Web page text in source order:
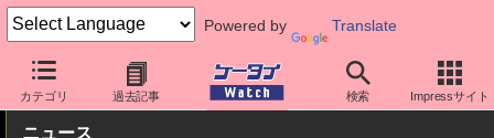
Powered by Translate
カテゴリ 過去記事 検索 Impressサイト
ケータイ Watch OS Android Pixel
ニュース